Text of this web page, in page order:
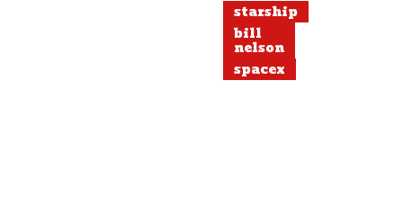
starship
bill
nelson
spacex